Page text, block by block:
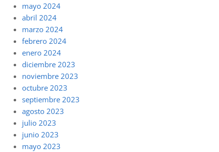
mayo 2024
abril 2024
marzo 2024
febrero 2024
enero 2024
diciembre 2023
noviembre 2023
octubre 2023
septiembre 2023
agosto 2023
julio 2023
junio 2023
mayo 2023